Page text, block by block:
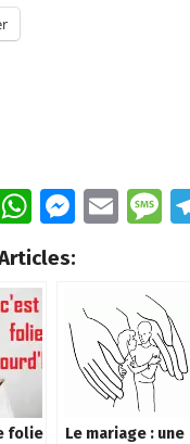
wi
W
h
at
s
A
p
p
M
e
n
g
E
l
M
a
g
e
folie
Le mariage : une